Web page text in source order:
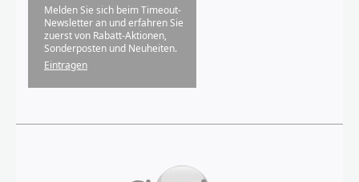
Melden Sie sich beim Timeout-
Newsletter an und erfahren Sie
zuerst von Rabatt-Aktionen,
Sonderposten und Neuheiten.
Eintragen